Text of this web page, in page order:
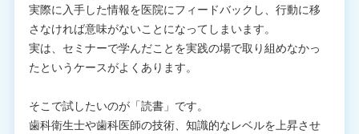
実際に入手した情報を医院にフィードバックし、行動に移
さなければ意味がないことになってしまいます。
実は、セミナーで学んだことを実践の場で取り組めなかっ
たというケースがよくあります。
そこで試したいのが「読書」です。
歯科衛生士や歯科医師の技術、知識的なレベルを上昇させ